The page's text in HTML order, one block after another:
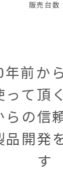
販売台数
前か
って頂
らの信
品開発
す